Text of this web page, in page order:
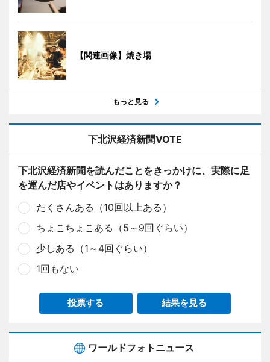
【関連画像】焼き場
もっと見る
下北沢経済新聞VOTE
下北沢経済新聞を読んだことをきっかけに、実際に足
を運んだ店やイベントはありますか？
たくさんある（10回以上ある）
ちょこちょこある（5～9回ぐらい）
少しある（1～4回ぐらい）
1回もない
投票する 結果を見る
ワールドフォトニュース